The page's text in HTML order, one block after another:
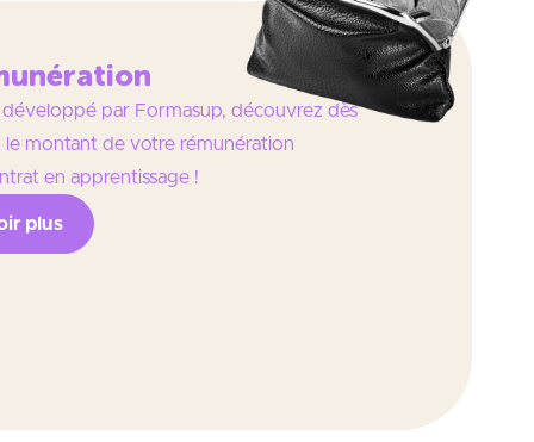
développé par Formasup, découvrez dès
le montant de votre rémunération
en apprentissage !
plus